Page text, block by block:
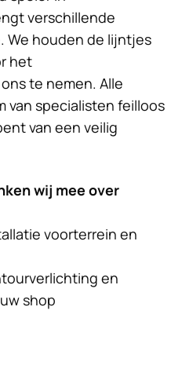
verschillende
We houden de lijntjes
het
te nemen. Alle
van specialisten feilloos
van een veilig
wij mee over
voorterrein en
en
shop